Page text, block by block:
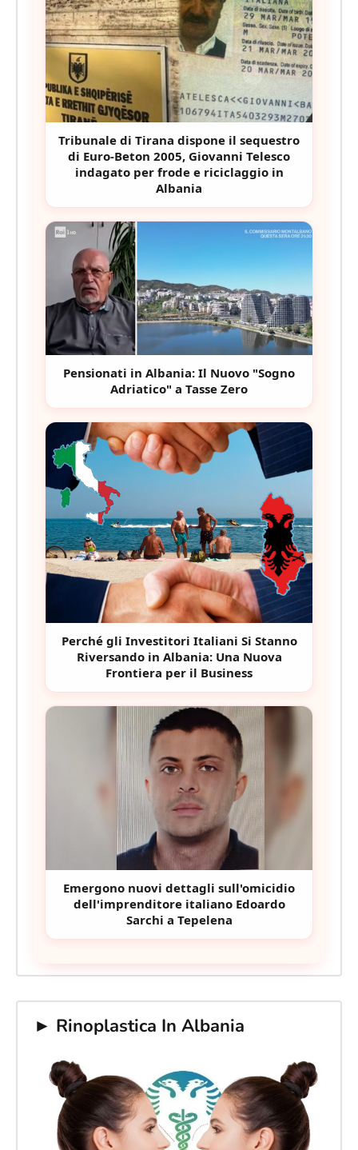
Tribunale di Tirana dispone il sequestro
di Euro-Beton 2005, Giovanni Telesco
indagato per frode e riciclaggio in
Albania
Pensionati in Albania: Il Nuovo "Sogno
Adriatico" a Tasse Zero
Perché gli Investitori Italiani Si Stanno
Riversando in Albania: Una Nuova
Frontiera per il Business
Emergono nuovi dettagli sull'omicidio
dell'imprenditore italiano Edoardo
Sarchi a Tepelena
► Rinoplastica In Albania